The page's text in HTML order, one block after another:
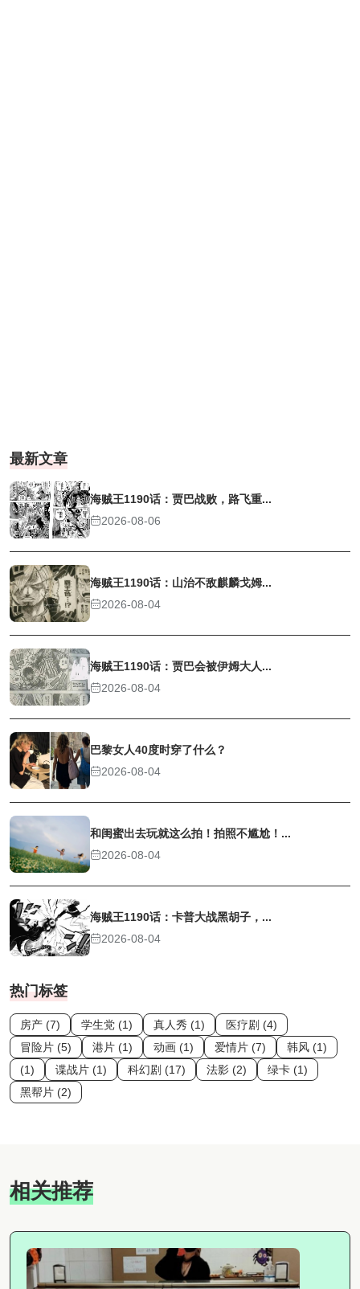
最新文章
海贼王1190话：贾巴战败，路飞重...
2026-08-06
海贼王1190话：山治不敌麒麟戈姆...
2026-08-04
海贼王1190话：贾巴会被伊姆大人...
2026-08-04
巴黎女人40度时穿了什么？
2026-08-04
和闺蜜出去玩就这么拍！拍照不尴尬！...
2026-08-04
海贼王1190话：卡普大战黑胡子，...
2026-08-04
热门标签
房产 (7) 学生党 (1) 真人秀 (1)
医疗剧 (4)
冒险片 (5)
港片 (1) 动画 (1) 爱情片 (7)
韩风 (1)
(1)
谍战片 (1) 科幻剧 (17) 法影 (2)
绿卡 (1)
黑帮片 (2)
相关推荐